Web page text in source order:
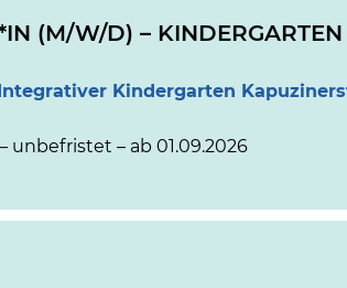
(M/W/D) –
Kindergarten
unbefristet – ab 01.09.2026